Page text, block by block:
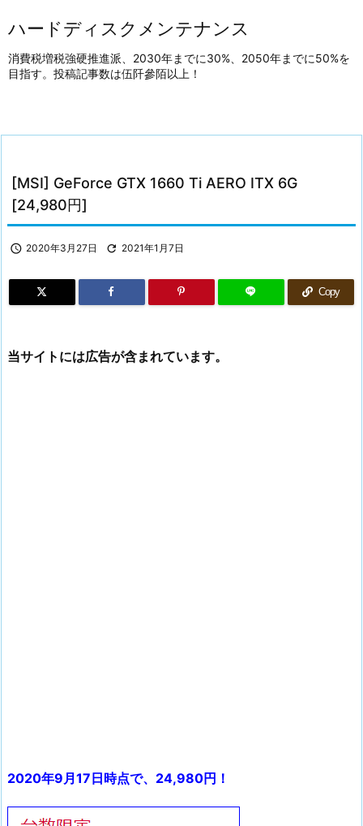
ハードディスクメンテナンス
消費税増税強硬推進派、2030年までに30%、2050年までに50%を
目指す。投稿記事数は伍阡參陌以上！
[MSI] GeForce GTX 1660 Ti AERO ITX 6G
[24,980円]
 2020年3月27日  2021年1月7日
Copy
当サイトには広告が含まれています。
2020年9月17日時点で、24,980円！